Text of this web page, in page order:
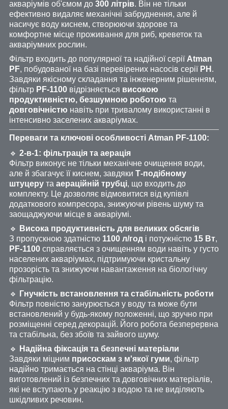
акваріумів об'ємом до 300 літрів. Він не тільки
ефективно видаляє механічні забруднення, але й
насичує воду киснем, створюючи здорове та
комфортне місце проживання для риб, креветок та
акваріумних рослин.
Фільтр входить до популярної та надійної серії Atman
PF, побудованої на базі перевірених насосів серії PH .
Завдяки якісному складання та інженерним рішенням,
фільтр PF-1100 відрізняється високою
продуктивністю, безшумною роботою та
довговічністю навіть при тривалому використанні в
інтенсивно заселених акваріумах.
Переваги та ключові особливості Atman PF-1100:
🔹 2-в-1: фільтрація та аерація
Фільтр виконує не тільки механічне очищення води,
але й збагачує її киснем, завдяки Т-подібному
штуцеру та аераційній трубці, що входить до
комплекту. Це дозволяє відмовитися від купівлі
додаткового компресора, знижуючи рівень шуму та
заощаджуючи місце в акваріумі.
🔹
Висока продуктивність для великих обсягів
З пропускною здатністю 1100 л/год і потужністю 15 Вт,
PF-1100 справляється з очищенням води навіть у густо
населених акваріумах, підтримуючи кристальну
прозорість та знижуючи навантаження на біологічну
фільтрацію.
🔹
Гнучкість встановлення та стабільність роботи
Фільтр повністю занурюється у воду та може бути
встановлений у будь-якому положенні, що зручно при
розміщенні серед декорацій. Його робота безперервна
та стабільна, без збоїв та зайвого шуму.
🔹
Надійна фіксація та безпечні матеріали
Завдяки міцним присоскам з м'якої гуми, фільтр
надійно тримається на стінці акваріума. Він
виготовлений із безпечних та довговічних матеріалів,
які не вступають у реакцію з водою та не виділяють
шкідливих речовин.